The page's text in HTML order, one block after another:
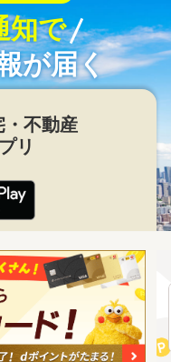
知で
が届く
不動産
リ